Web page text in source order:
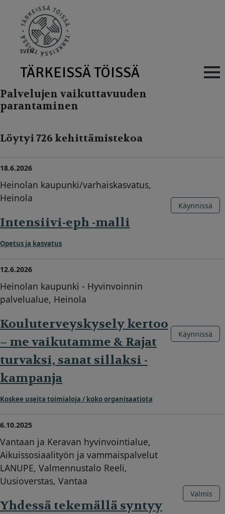
SVEN
TÄRKEISSÄ TÖISSÄ Main
Palvelujen vaikuttavuuden
parantaminen
Löytyi 726 kehittämistekoa
18.6.2026
Heinolan kaupunki/varhaiskasvatus,
Heinola
Intensiivi-eph -malli
Opetus ja kasvatus
Käynnissä
12.6.2026
Heinolan kaupunki - Hyvinvoinnin
palvelualue, Heinola
Kouluterveyskysely kertoo
– me vaikutamme & Rajat
turvaksi, sanat sillaksi -
kampanja
Koskee useita toimialoja / koko organisaatiota
Käynnissä
6.10.2025
Vantaan ja Keravan hyvinvointialue,
Aikuissosiaalityön ja vammaispalvelut
LANUPE, Valmennustalo Reeli,
Uusioverstas, Vantaa
Yhdessä tekemällä syntyy
Valmis